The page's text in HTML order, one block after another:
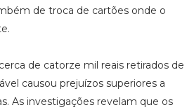
de troca de cartões onde o
de catorze mil reais retirados de
causou prejuízos superiores a
As investigações revelam que os